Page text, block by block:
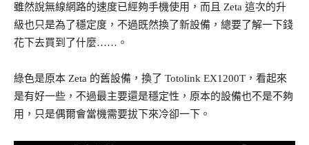
雖然說無線網路的速度已經夠手機使用，而且 Zeta 這次的升
級也只是為了穩定度，不過既然換了新設備，總要了解一下錢
花下去買到了什麼……。
綠色是原本 Zeta 的舊設備，換了 Totolink EX1200T，看起來
是有好一些，不過最主要還是穩定性，原本的設備也不是不夠
用，只是偶爾會當機需要拔下來冷卻一下。